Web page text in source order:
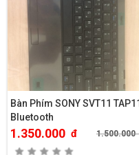
Bàn Phím SONY SVT11 TAP11
Bluetooth
1.350.000 đ 1.500.000